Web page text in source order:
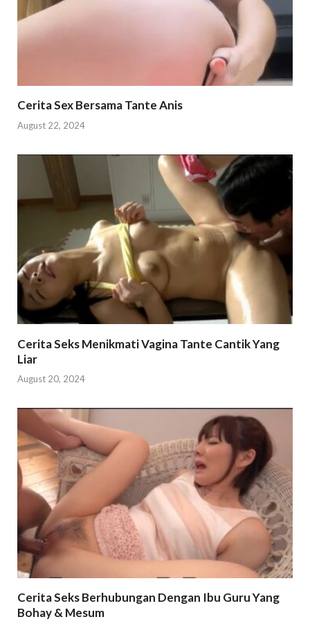
Cerita Sex Bersama Tante Anis
August 22, 2024
Cerita Seks Menikmati Vagina Tante Cantik Yang
Liar
August 20, 2024
Cerita Seks Berhubungan Dengan Ibu Guru Yang
Bohay & Mesum